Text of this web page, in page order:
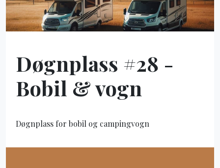
Døgnplass #28 -
Bobil & vogn
Døgnplass for bobil og campingvogn